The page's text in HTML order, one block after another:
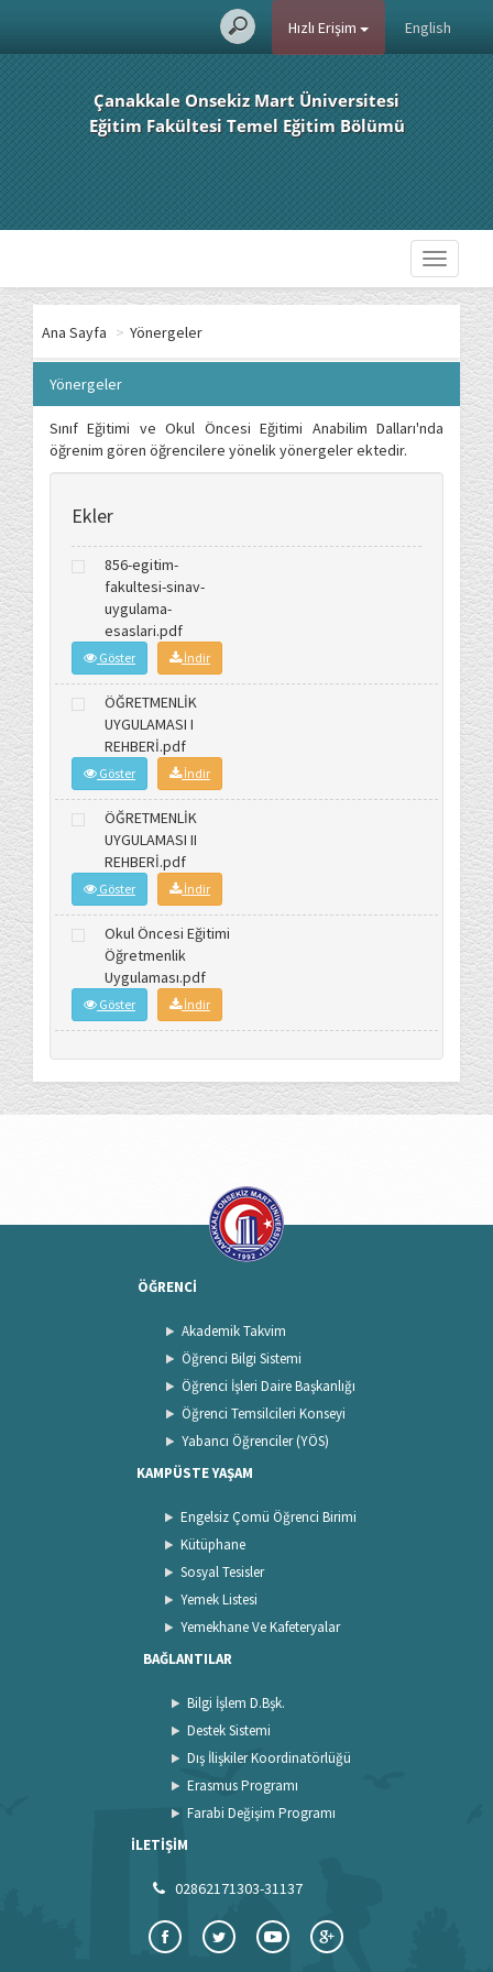
English
Hızlı Erişim
Çanakkale Onsekiz Mart Üniversitesi
Eğitim Fakültesi Temel Eğitim Bölümü
Toggle
Ana Sayfa > Yönergeler
Yönergeler
Sınıf Eğitimi ve Okul Öncesi Eğitimi Anabilim Dalları'nda
öğrenim gören öğrencilere yönelik yönergeler ektedir.
Ekler
856-egitim-
fakultesi-sinav-
uygulama-
esaslari.pdf
Göster İndir
ÖĞRETMENLİK
UYGULAMASI I
REHBERİ.pdf
Göster İndir
ÖĞRETMENLİK
UYGULAMASI II
REHBERİ.pdf
Göster İndir
Okul Öncesi Eğitimi
Öğretmenlik
Uygulaması.pdf
Göster İndir
ÖĞRENCİ
Akademik Takvim
Öğrenci Bilgi Sistemi
Öğrenci İşleri Daire Başkanlığı
Öğrenci Temsilcileri Konseyi
Yabancı Öğrenciler (YÖS)
KAMPÜSTE YAŞAM
Engelsiz Çomü Öğrenci Birimi
Kütüphane
Sosyal Tesisler
Yemek Listesi
Yemekhane Ve Kafeteryalar
BAĞLANTILAR
Bilgi İşlem D.Bşk.
Destek Sistemi
Dış İlişkiler Koordinatörlüğü
Erasmus Programı
Farabi Değişim Programı
İLETİŞİM
02862171303-31137